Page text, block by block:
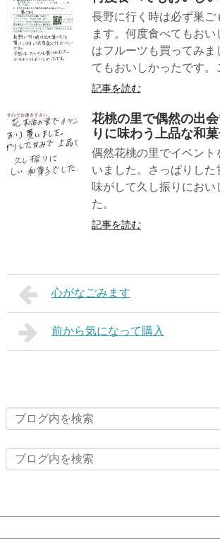
長野に行く時は必ず巣ご
ます。何度食べてもおい
はフルーツも買ってみま
てもおいしかったです。
記事を読む
花桃の里で偶然の出
りに味わう上品な和
偶然花桃の里でイベント
いました。さっぱりした
味がして久し振りにおい
た。
記事を読む
心がなごみます
前から気になって購入